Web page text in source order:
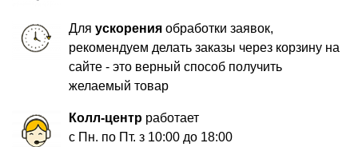
Дляускорения обработки заявок,
рекомендуем делать заказы через корзину на
сайте - это верный способ получить
желаемый товар
Колл-центр работает
с Пн. по Пт. з 10:00 до 18:00